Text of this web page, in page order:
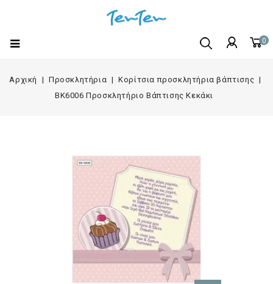
0
Αρχική Προσκλητήρια
Κορίτσια προσκλητήρια βάπτισης
BK6006 Προσκλητήριο Βάπτισης Κεκάκι